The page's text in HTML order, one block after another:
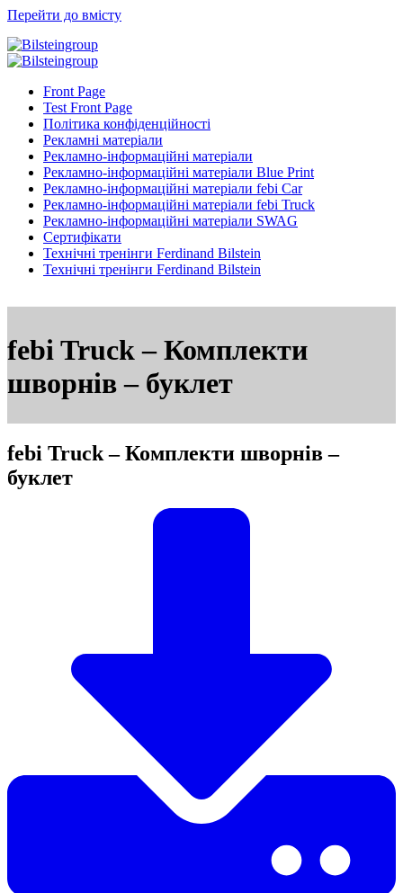
Перейти до вмісту
Front Page
Test Front Page
Політика конфіденційності
Рекламні матеріали
Рекламно-інформаційні матеріали
Рекламно-інформаційні матеріали Blue Print
Рекламно-інформаційні матеріали febi Car
Рекламно-інформаційні матеріали febi Truck
Рекламно-інформаційні матеріали SWAG
Сертифікати
Технічні тренінги Ferdinand Bilstein
Технічні тренінги Ferdinand Bilstein
febi Truck – Комплекти
шворнів – буклет
febi Truck – Комплекти шворнів –
буклет